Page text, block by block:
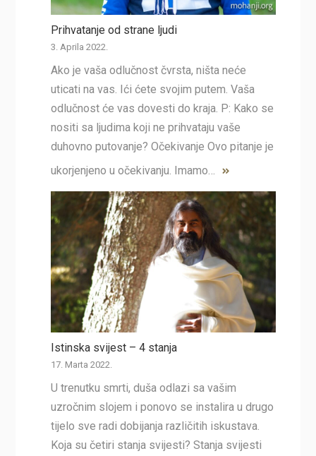
Prihvatanje od strane ljudi
3. Aprila 2022.
Ako je vaša odlučnost čvrsta, ništa neće
uticati na vas. Ići ćete svojim putem. Vaša
odlučnost će vas dovesti do kraja. P: Kako se
nositi sa ljudima koji ne prihvataju vaše
duhovno putovanje? Očekivanje Ovo pitanje je
ukorjenjeno u očekivanju. Imamo…
Istinska svijest – 4 stanja
17. Marta 2022.
U trenutku smrti, duša odlazi sa vašim
uzročnim slojem i ponovo se instalira u drugo
tijelo sve radi dobijanja različitih iskustava.
Koja su četiri stanja svijesti? Stanja svijesti